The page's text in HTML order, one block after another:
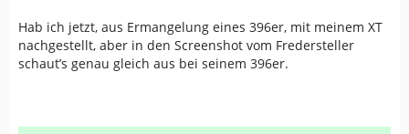
Hab ich jetzt, aus Ermangelung eines 396er, mit meinem XT
nachgestellt, aber in den Screenshot vom Fredersteller
schaut’s genau gleich aus bei seinem 396er.